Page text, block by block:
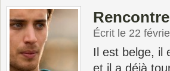
Écrit le 22
Il est belge, il
et il a déjà